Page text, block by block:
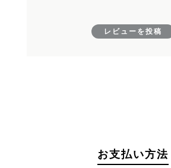
レビューを投稿
お支払い方法